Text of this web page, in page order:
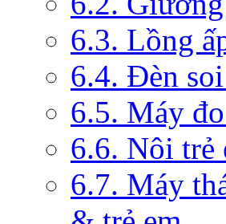
6.3. Lồng
6.4. Đèn
6.5. Máy
6.6. Nôi trẻ
6.7. Máy